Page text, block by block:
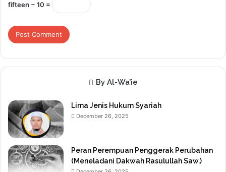
fifteen − 10 =
By Al-Wa’ie
Lima Jenis Hukum Syariah
December 26, 2025
Peran Perempuan Penggerak Perubahan
(Meneladani Dakwah Rasulullah Saw.)